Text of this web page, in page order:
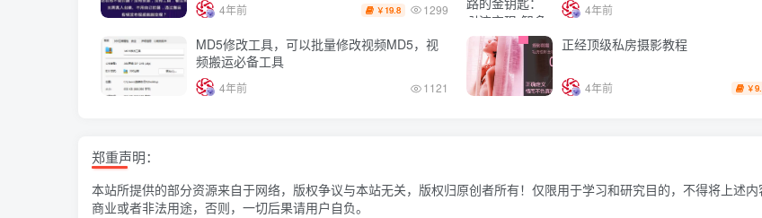
4年前 ￥ 19.8 1299 4年前
MD5修改工具，可以批量修改视频MD5，视
频搬运必备工具
4年前 1121
正经顶级私房摄影教程
4年前 ￥
郑重声明：
本站所提供的部分资源来自于网络，版权争议与本站无关，版权归原创者所有！仅限用于学习和研究目的，不得将上述
商业或者非法用途，否则，一切后果请用户自负。